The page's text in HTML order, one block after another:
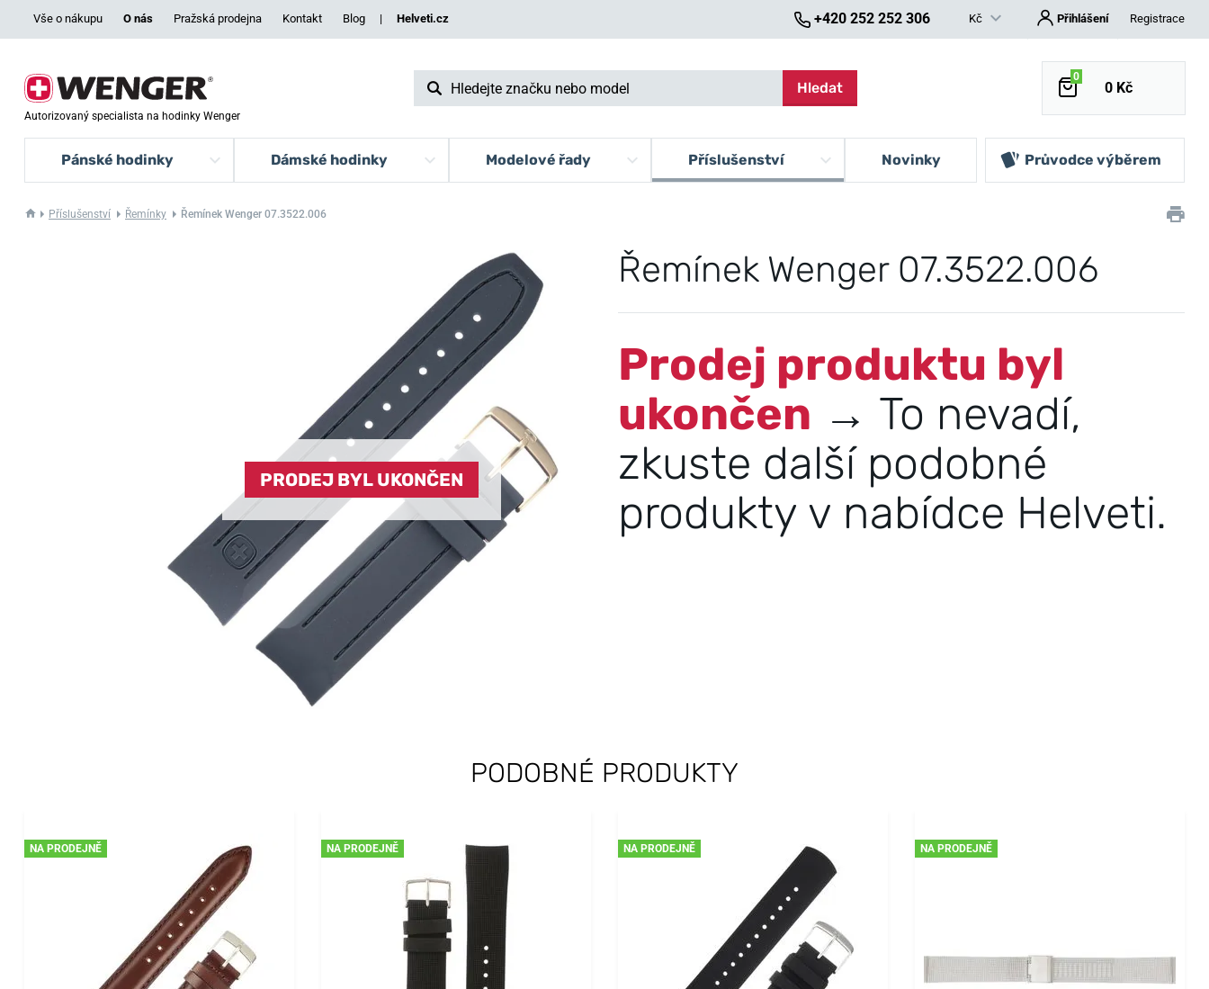
Vše o nákupu O nás Pražská prodejna Kontakt Blog | Helveti.cz +420 252 252 306 Kč Přihlášení Registrace
Autorizovaný specialista na hodinky Wenger
Hledat
0
0 Kč
Pánské hodinky Dámské hodinky Modelové řady Příslušenství Novinky Průvodce výběrem
Příslušenství Řemínky Řemínek Wenger 07.3522.006
Řemínek Wenger 07.3522.006
PRODEJ BYL UKONČEN
Prodej produktu byl
ukončen → To nevadí,
zkuste další podobné
produkty v nabídce Helveti.
PODOBNÉ PRODUKTY
NA PRODEJNĚ NA PRODEJNĚ NA PRODEJNĚ NA PRODEJNĚ